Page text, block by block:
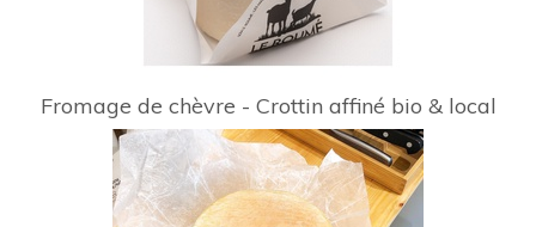
Fromage de chèvre - Crottin affiné bio & local